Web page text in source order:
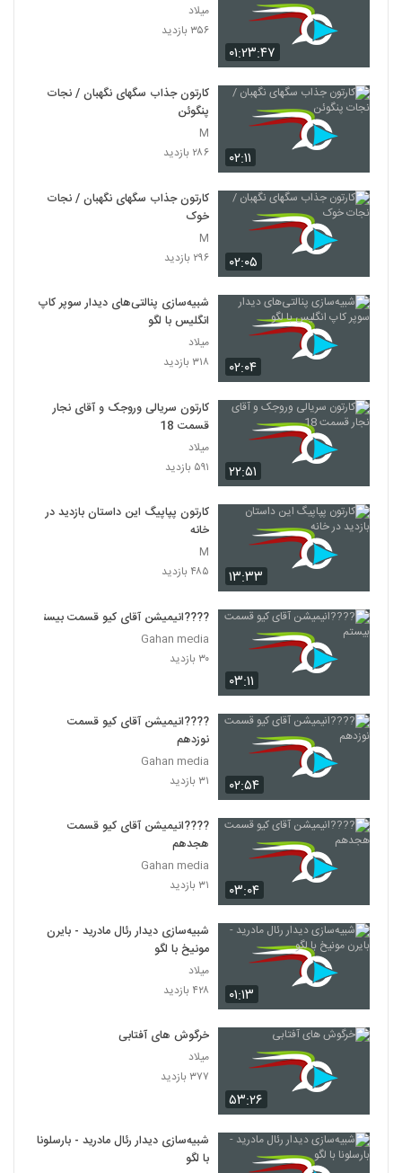
۰۱:۲۳:۴۷
میلاد
۳۵۶ بازدید
۰۲:۱۱
کارتون جذاب سگهای نگهبان / نجات
پنگوئن
M
۲۸۶ بازدید
۰۲:۰۵
کارتون جذاب سگهای نگهبان / نجات
خوک
M
۲۹۶ بازدید
۰۲:۰۴
شبیه‌سازی پنالتی‌های دیدار سوپر کاپ
انگلیس با لگو
میلاد
۳۱۸ بازدید
۲۲:۵۱
کارتون سریالی وروجک و آقای نجار
قسمت 18
میلاد
۵۹۱ بازدید
۱۳:۳۳
کارتون پپاپیگ این داستان بازدید در
خانه
M
۴۸۵ بازدید
۰۳:۱۱
????️انیمیشن آقای کیو قسمت بیستم
Gahan media
۳۰ بازدید
۰۲:۵۴
????️انیمیشن آقای کیو قسمت
نوزدهم
Gahan media
۳۱ بازدید
۰۳:۰۴
????️انیمیشن آقای کیو قسمت
هجدهم
Gahan media
۳۱ بازدید
۰۱:۱۳
شبیه‌سازی دیدار رئال مادرید - بایرن
مونیخ با لگو
میلاد
۴۲۸ بازدید
۵۳:۲۶
خرگوش های آفتابی
میلاد
۳۷۷ بازدید
شبیه‌سازی دیدار رئال مادرید - بارسلونا
با لگو